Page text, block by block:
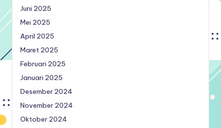
Juni 2025
Mei 2025
April 2025
Maret 2025
Februari 2025
Januari 2025
Desember 2024
November 2024
Oktober 2024